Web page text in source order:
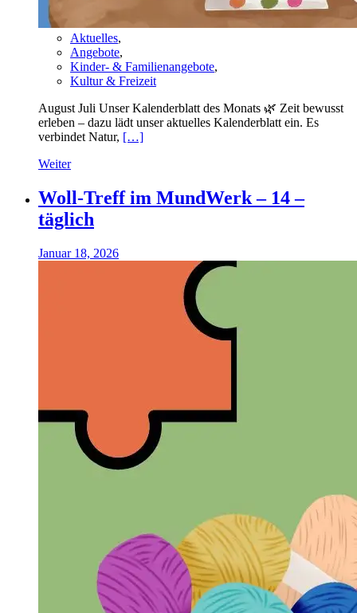
Aktuelles,
Angebote,
Kinder- & Familienangebote,
Kultur & Freizeit
August Juli Unser Kalenderblatt des Monats 🌿 Zeit bewusst
erleben – dazu lädt unser aktuelles Kalenderblatt ein. Es
verbindet Natur, […]
Weiter
Woll-Treff im MundWerk – 14 –
täglich
Januar 18, 2026